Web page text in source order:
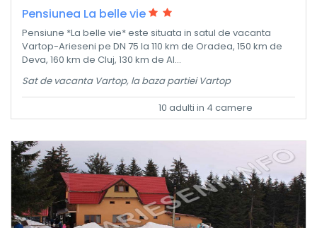
Pensiunea La belle vie
Sat de vacanta Vartop, la baza partiei Vartop
Pensiune *La belle vie* este situata in satul de vacanta
Vartop-Arieseni pe DN 75 la 110 km de Oradea, 150 km de
Deva, 160 km de Cluj, 130 km de Al...
10 adulti in 4 camere